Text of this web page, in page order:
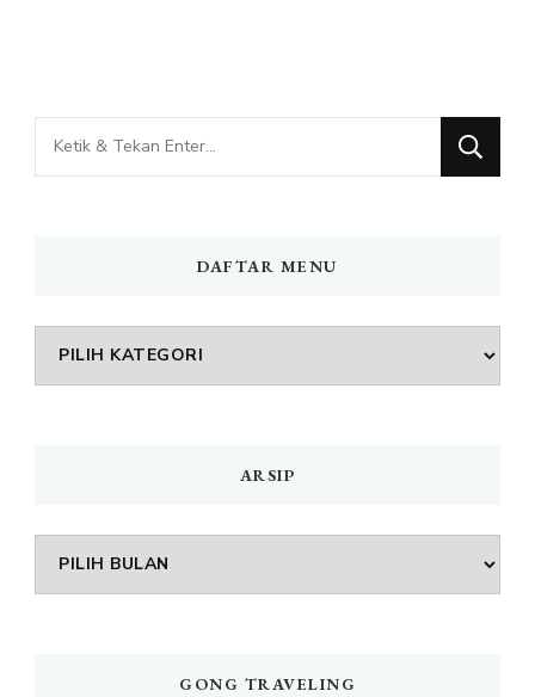
Mencari
Sesuatu?
DAFTAR MENU
DAFTAR
MENU
ARSIP
Arsip
GONG TRAVELING